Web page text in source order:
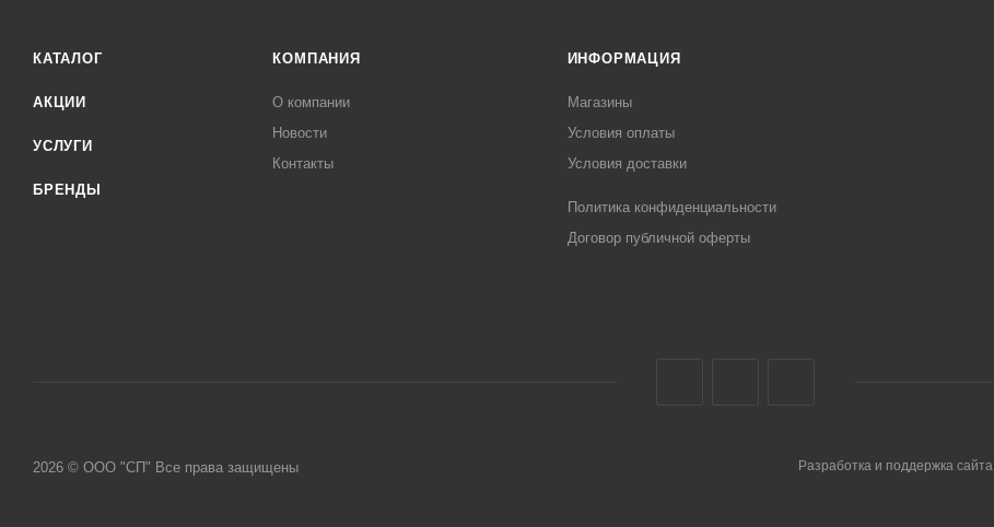
КАТАЛОГ
АКЦИИ
УСЛУГИ
БРЕНДЫ
КОМПАНИЯ
О компании
Новости
Контакты
ИНФОРМАЦИЯ
Магазины
Условия оплаты
Условия доставки
Политика конфиденциальности
Договор публичной оферты
Разработка и поддержка сайта
2026 © ООО "СП" Все права защищены